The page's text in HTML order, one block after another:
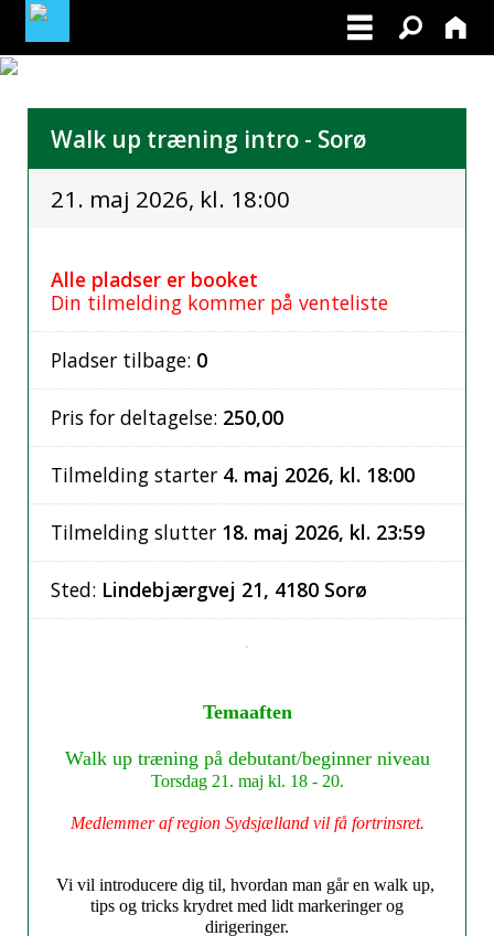
MINE TILMELDINGER
FIND OS PÅ FACEBOOK
BLIV MEDLEM AF DANSK RETRIEVER KLUB
Walk up træning intro - Sorø
21. maj 2026, kl. 18:00
Alle pladser er booket
Din tilmelding kommer på venteliste
Pladser tilbage: 0
Pris for deltagelse: 250,00
Tilmelding starter 4. maj 2026, kl. 18:00
Tilmelding slutter 18. maj 2026, kl. 23:59
Sted: Lindebjærgvej 21, 4180 Sorø
Temaaften
Walk up træning på debutant/beginner niveau
Torsdag 21. maj kl. 18 - 20.
Medlemmer af region Sydsjælland vil få fortrinsret.
Vi vil introducere dig til, hvordan man går en walk up,
tips og tricks krydret med lidt markeringer og
dirigeringer.